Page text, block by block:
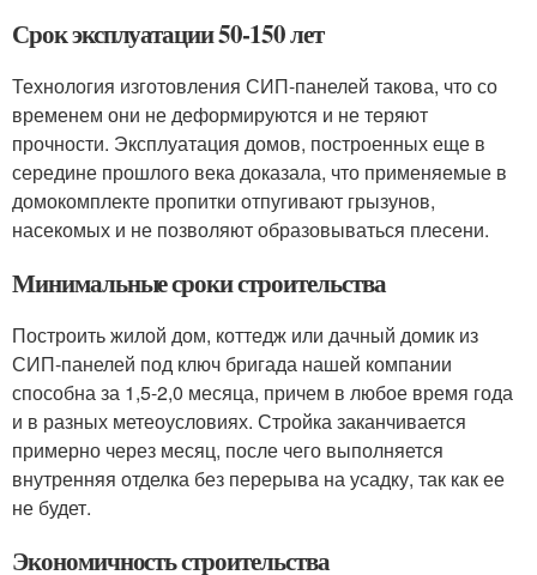
Срок эксплуатации 50-150 лет
Технология изготовления СИП-панелей такова, что со
временем они не деформируются и не теряют
прочности. Эксплуатация домов, построенных еще в
середине прошлого века доказала, что применяемые в
домокомплекте пропитки отпугивают грызунов,
насекомых и не позволяют образовываться плесени.
Минимальные сроки строительства
Построить жилой дом, коттедж или дачный домик из
СИП-панелей под ключ бригада нашей компании
способна за 1,5-2,0 месяца, причем в любое время года
и в разных метеоусловиях. Стройка заканчивается
примерно через месяц, после чего выполняется
внутренняя отделка без перерыва на усадку, так как ее
не будет.
Экономичность строительства